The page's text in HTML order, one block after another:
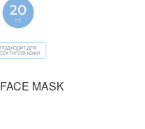
MASK